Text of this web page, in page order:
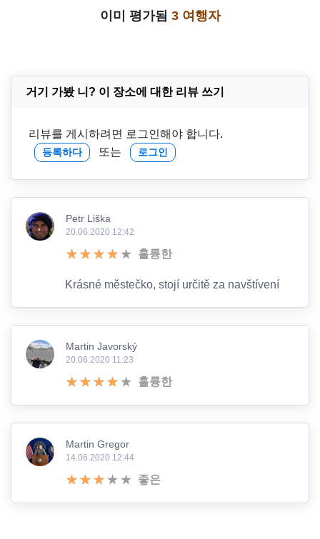
이미 평가됨 3 여행자
거기 가봤 니? 이 장소에 대한 리뷰 쓰기
리뷰를 게시하려면 로그인해야 합니다.
등록하다 또는 로그인
Petr Liška
20.06.2020 12:42
훌륭한
Krásné městečko, stojí určitě za navštívení
Martin Javorský
20.06.2020 11:23
훌륭한
Martin Gregor
14.06.2020 12:44
좋은